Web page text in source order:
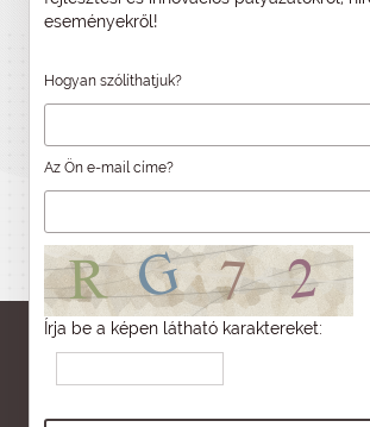
eseményekről!
Hogyan szólíthatjuk?
Az Ön e-mail címe?
Írja be a képen látható karaktereket: